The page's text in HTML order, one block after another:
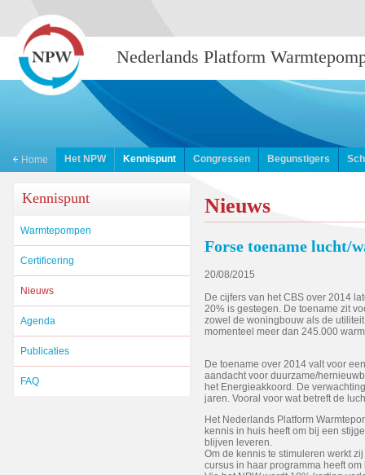
Nederlands Platform
Home Het NPW Kennispunt Congressen Begunstigers
Kennispunt
Warmtepompen
Certificering
Nieuws
Agenda
Publicaties
FAQ
Nieuws
Forse toename lucht/
20/08/2015
De cijfers van het CBS over 2014
20% is gestegen. De toename zit
zowel de woningbouw als de
momenteel meer dan 245.000
De toename over 2014 valt voor
aandacht voor duurzame/
het Energieakkoord. De
jaren. Vooral voor wat betreft de
Het Nederlands Platform
kennis in huis heeft om bij een
blijven leveren.
Om de kennis te stimuleren werkt
cursus in haar programma heeft om